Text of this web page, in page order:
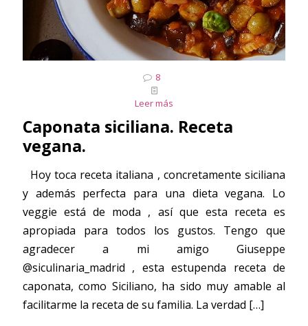
8
Leer más
Caponata siciliana. Receta
vegana.
Hoy toca receta italiana , concretamente siciliana
y además perfecta para una dieta vegana. Lo
veggie está de moda , así que esta receta es
apropiada para todos los gustos. Tengo que
agradecer a mi amigo Giuseppe
@siculinaria_madrid , esta estupenda receta de
caponata, como Siciliano, ha sido muy amable al
facilitarme la receta de su familia. La verdad […]